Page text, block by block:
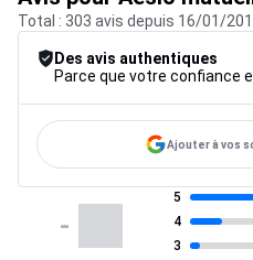
Total : 303 avis depuis 16/01/
Des avis authentiques
Ajouter à vos
-
5
4
3